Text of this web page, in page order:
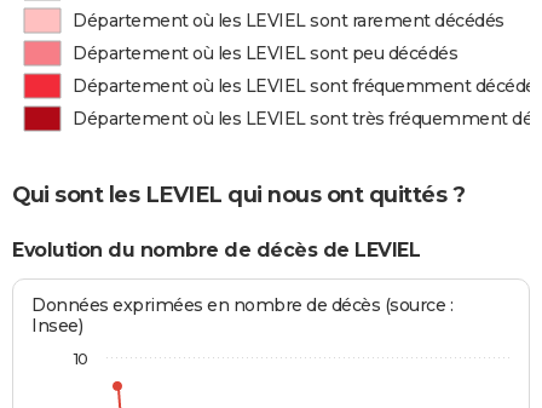
Département où les LEVIEL sont rarement décédés
Département où les LEVIEL sont peu décédés
Département où les LEVIEL sont fréquemment
Département où les LEVIEL sont très fréquemment
Qui sont les LEVIEL qui nous ont quittés ?
Evolution du nombre de décès de LEVIEL
Données exprimées en nombre de décès (source :
Insee)
10